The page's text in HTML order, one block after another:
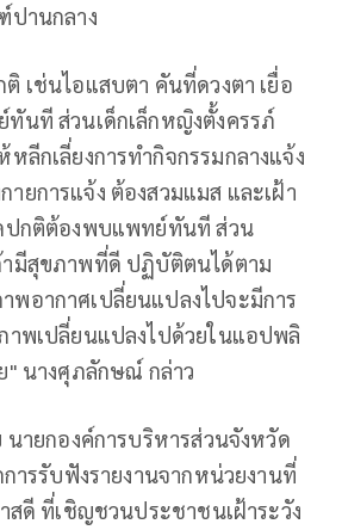
ปานกลาง
เช่นไอแสบตา คันที่ดวงตา เยื่อ
นที ส่วนเด็กเล็กหญิงตั้งครรภ์
ลีกเลี่ยงการทำกิจกรรมกลางแจ้ง
ายการแจ้ง ต้องสวมแมส และเฝ้า
ปกติต้องพบแพทย์ทันที ส่วน
มีสุขภาพที่ดี ปฏิบัติตนได้ตาม
อากาศเปลี่ยนแปลงไปจะมีการ
าพเปลี่ยนแปลงไปด้วยในแอปพลิ
" นางศุภลักษณ์ กล่าว
นายกองค์การบริหารส่วนจังหวัด
การรับฟังรายงานจากหน่วยงานที่
สดี ที่เชิญชวนประชาชนเฝ้าระวัง